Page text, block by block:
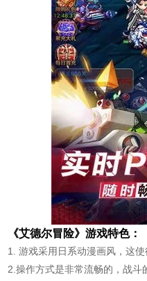
《艾德尔冒险》游戏特色：
1. 游戏采用日系动漫画风，这使
2.操作方式是非常流畅的，战